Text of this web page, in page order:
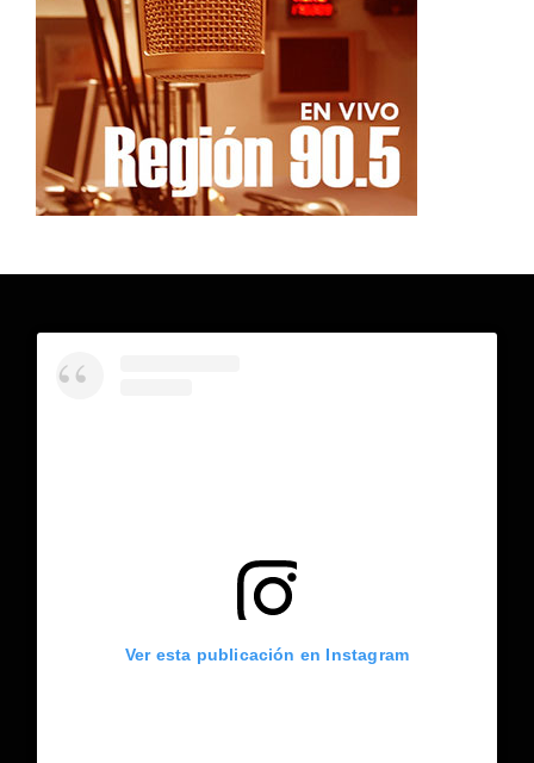
Ver esta publicación en Instagram